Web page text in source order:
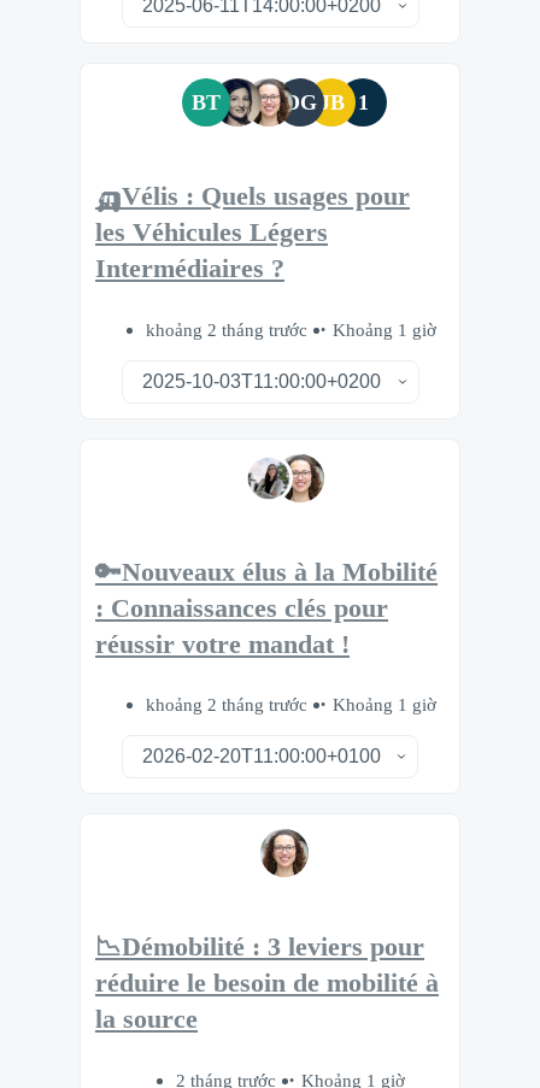
BT DG JB 1
🛺Vélis : Quels usages pour
les Véhicules Légers
Intermédiaires ?
khoảng 2 tháng trước Khoảng 1 giờ
🔑Nouveaux élus à la Mobilité
: Connaissances clés pour
réussir votre mandat !
khoảng 2 tháng trước Khoảng 1 giờ
📉Démobilité : 3 leviers pour
réduire le besoin de mobilité à
la source
2 tháng trước Khoảng 1 giờ